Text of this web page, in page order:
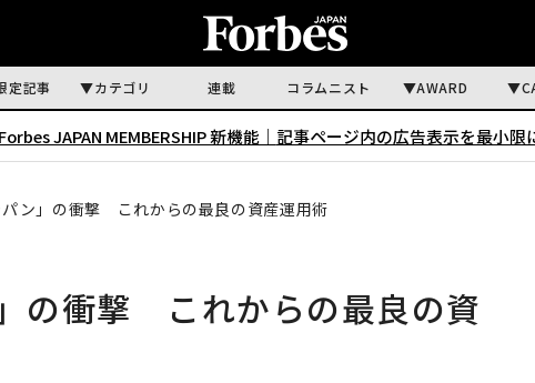
定記事 カテゴリ 連載 コラムニスト AWARD
Forbes JAPAN MEMBERSHIP 新機能｜ 記事ページ内の広告表示を最小限
パン」の衝撃 これからの最良の資産運用術
の衝撃 これからの最良の資